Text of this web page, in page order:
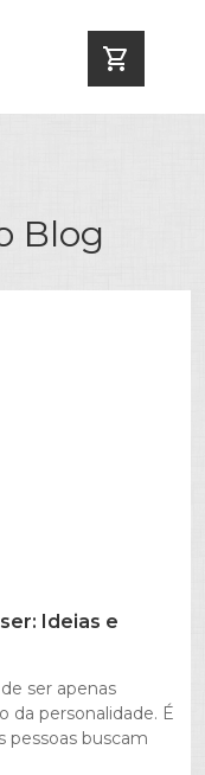
shopping_cart
Blog
Ideias e
ser apenas
da personalidade. É
pessoas buscam